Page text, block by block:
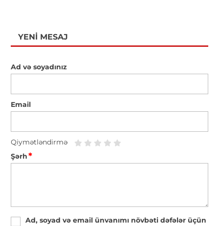
YENI MESAJ
Ad və soyadınız
Email
Qiymətləndirmə
Şərh*
Ad, soyad və email ünvanımı növbəti dəfələr üçün